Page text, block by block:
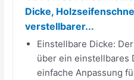
Dicke,
verstellbarer...
Einstellbare Dicke:
über ein einstellbares
einfache Anpassung